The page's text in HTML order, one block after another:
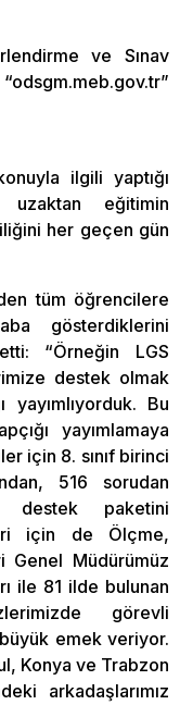
ve Sınav
ilgili yaptığı
uzaktan eğitimin
her geçen gün
tüm öğrencilere
gösterdiklerini
“Örneğin LGS
destek olmak
Bu
yayımlamaya
için 8. sınıf birinci
516 sorudan
destek paketini
için de Ölçme,
Genel Müdürümüz
ile 81 ilde bulunan
görevli
emek veriyor.
Konya ve Trabzon
arkadaşlarımız